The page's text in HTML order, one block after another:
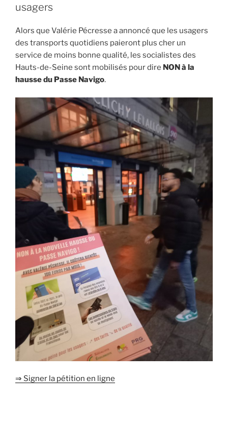
usagers
Alors que Valérie Pécresse a annoncé que les usagers
des transports quotidiens paieront plus cher un
service de moins bonne qualité, les socialistes des
Hauts-de-Seine sont mobilisés pour dire NON à la
hausse du Passe Navigo.
⇒ Signer la pétition en ligne